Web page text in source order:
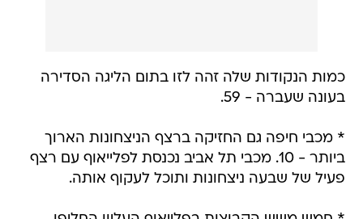
כמות הנקודות שלה זהה לזו בתום הליגה הסדירה
בעונה שעברה - 59.
* מכבי חיפה גם החזיקה ברצף הניצחונות הארוך
ביותר - 10. מכבי תל אביב נכנסת לפלייאוף עם רצף
פעיל של שבעה ניצחונות ותוכל לעקוף אותה.